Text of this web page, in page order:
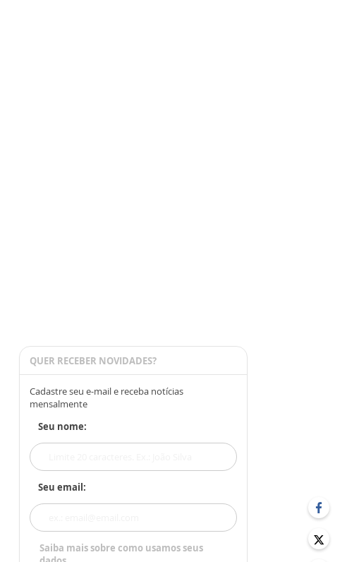
QUER RECEBER NOVIDADES?
Cadastre seu e-mail e receba notícias
mensalmente
Seu nome:
Seu email:
Saiba mais sobre como usamos seus